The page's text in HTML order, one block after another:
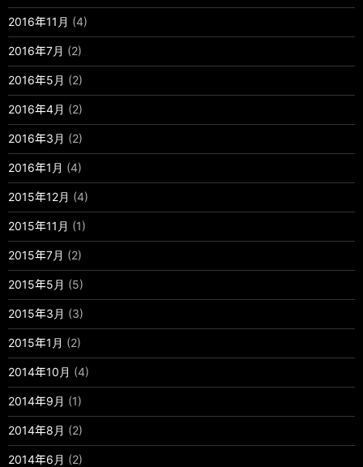
2016年11月 (4)
2016年7月 (2)
2016年5月 (2)
2016年4月 (2)
2016年3月 (2)
2016年1月 (4)
2015年12月 (4)
2015年11月 (1)
2015年7月 (2)
2015年5月 (5)
2015年3月 (3)
2015年1月 (2)
2014年10月 (4)
2014年9月 (1)
2014年8月 (2)
2014年6月 (2)